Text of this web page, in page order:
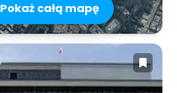
Pokaż całą mapę